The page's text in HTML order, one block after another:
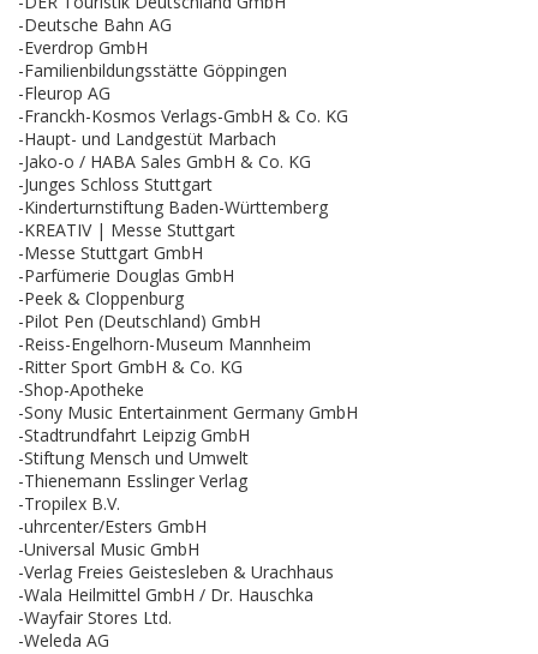
-Deutsche Bahn AG
-Everdrop GmbH
-Familienbildungsstätte Göppingen
-Fleurop AG
-Franckh-Kosmos Verlags-GmbH & Co. KG
-Haupt- und Landgestüt Marbach
-Jako-o / HABA Sales GmbH & Co. KG
-Junges Schloss Stuttgart
-Kinderturnstiftung Baden-Württemberg
-KREATIV | Messe Stuttgart
-Messe Stuttgart GmbH
-Parfümerie Douglas GmbH
-Peek & Cloppenburg
-Pilot Pen (Deutschland) GmbH
-Reiss-Engelhorn-Museum Mannheim
-Ritter Sport GmbH & Co. KG
-Shop-Apotheke
-Sony Music Entertainment Germany GmbH
-Stadtrundfahrt Leipzig GmbH
-Stiftung Mensch und Umwelt
-Thienemann Esslinger Verlag
-Tropilex B.V.
-uhrcenter/Esters GmbH
-Universal Music GmbH
-Verlag Freies Geistesleben & Urachhaus
-Wala Heilmittel GmbH / Dr. Hauschka
-Wayfair Stores Ltd.
-Weleda AG